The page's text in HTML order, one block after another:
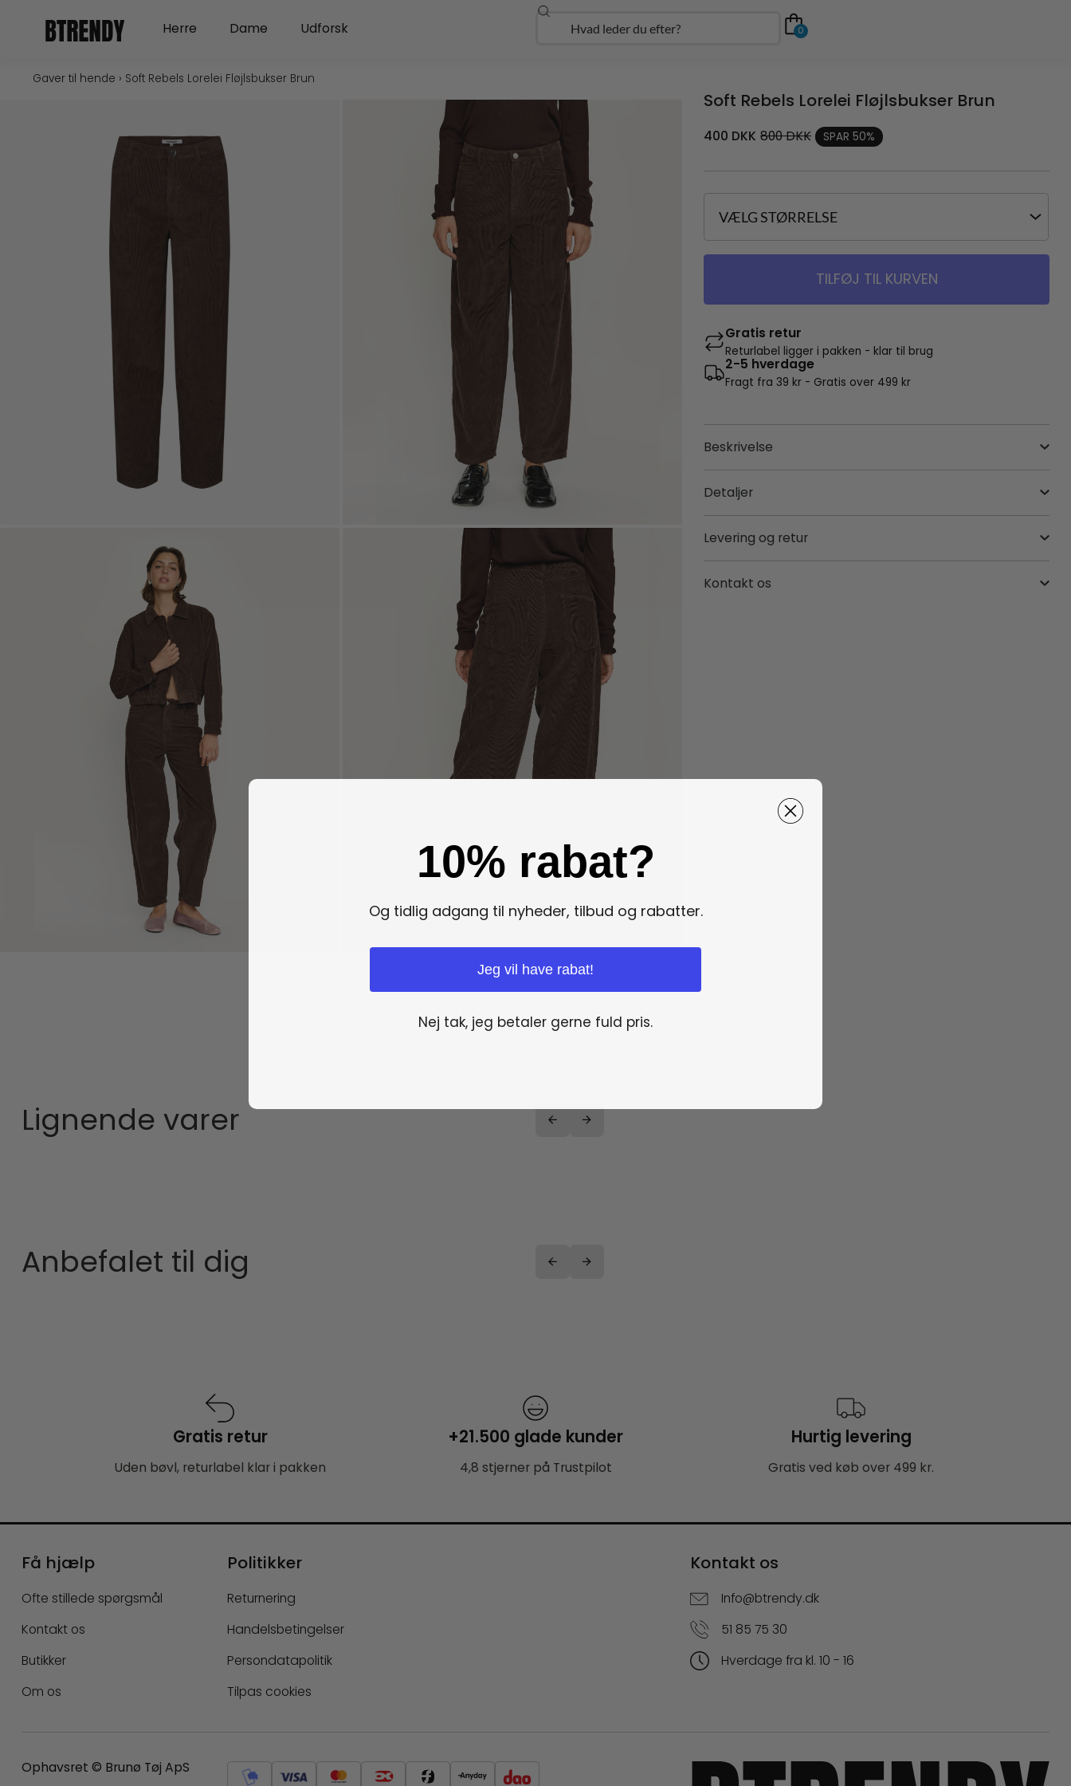
Herre Open Herre
Dame Open Dame
Udforsk Søg 0
Gaver til hende › Soft Rebels Lorelei Fløjlsbukser Brun
Soft Rebels Lorelei Fløjlsbukser Brun
400 DKK 800DKK SPAR 50%
TILFØJ TIL KURVEN
Gratis retur
Returlabel ligger i pakken - klar til brug
2-5 hverdage
Fragt fra 39 kr - Gratis over 499 kr
Beskrivelse
Detaljer
Levering og retur
Kontakt os
Lignende varer
Anbefalet til dig
Gratis retur
Uden bøvl, returlabel klar i pakken
+21.500 glade kunder
4,8 stjerner på Trustpilot
Hurtig levering
Gratis ved køb over 499 kr.
Få hjælp
Ofte stillede spørgsmål
Kontakt os
Butikker
Om os
Politikker
Returnering
Handelsbetingelser
Persondatapolitik
Tilpas cookies
Kontakt os
Info@btrendy.dk
51 85 75 30
Hverdage fra kl. 10 - 16
Ophavsret © Brunø Tøj ApS
10% rabat?
Og tidlig adgang til nyheder, tilbud og rabatter.
Jeg vil have rabat!
Nej tak, jeg betaler gerne fuld pris.